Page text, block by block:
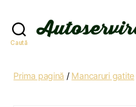
Caută
Prima pagină / Mancaruri gatite